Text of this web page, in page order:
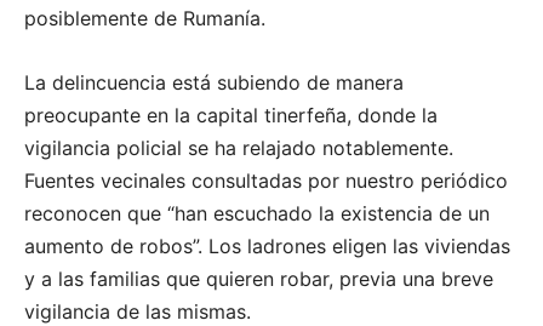
posiblemente de Rumanía.
La delincuencia está subiendo de manera
preocupante en la capital tinerfeña, donde la
vigilancia policial se ha relajado notablemente.
Fuentes vecinales consultadas por nuestro periódico
reconocen que “han escuchado la existencia de un
aumento de robos”. Los ladrones eligen las viviendas
y a las familias que quieren robar, previa una breve
vigilancia de las mismas.